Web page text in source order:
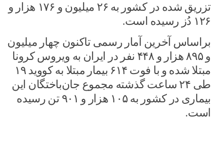
تزریق شده در کشور به ۲۶ میلیون و ۱۷۶ هزار و
۱۲۶ دُز رسیده است.
براساس آخرین آمار رسمی تاکنون چهار میلیون
و ۸۹۵ هزار و ۴۴۸ نفر در ایران به ویروس کرونا
مبتلا شده و با فوت ۶۱۴ بیمار مبتلا به کووید ۱۹
طی ۲۴ ساعت گذشته مجموع جان‌باختگان این
بیماری در کشور به ۱۰۵ هزار و ۹۰۱ تن رسیده
است.